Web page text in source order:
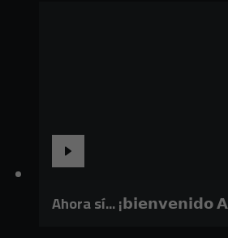
Ahora sí... ¡𝗯𝗶𝗲𝗻𝘃𝗲𝗻𝗶𝗱𝗼